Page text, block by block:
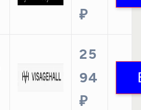
₽
25
94
₽